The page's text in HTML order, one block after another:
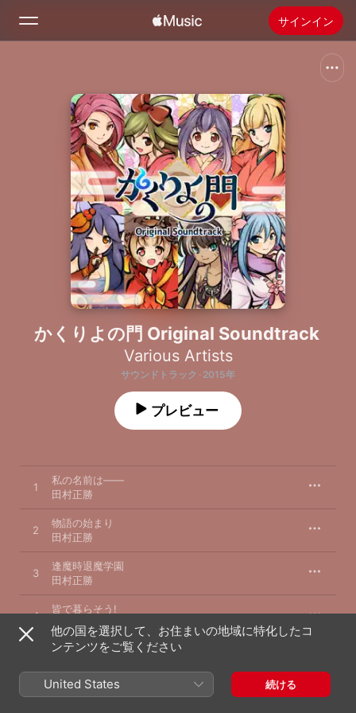
サインイン
ホーム
新着おすすめ
ラジオ
Apple Musicをインストール
かくりよの門 Original Soundtrack
Various Artists
サウンドトラック · 2015年
プレビュー
1
私の名前は——
田村正勝
2
物語の始まり
田村正勝
3
逢魔時退魔学園
田村正勝
4
皆で暮らそう!
田村正勝
式姫召喚
各地を辿る——
他の国を選択して、お住まいの地域に特化したコ
ンテンツをご覧ください
United States 続ける